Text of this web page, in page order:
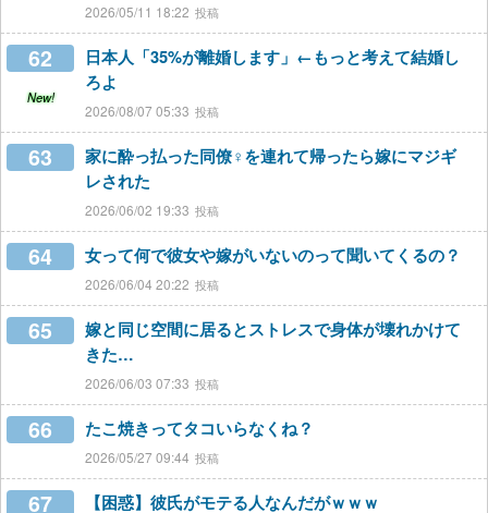
2026/05/11 18:22
62
New!
日本人「35%が離婚します」←もっと考えて結婚し
ろよ
2026/08/07 05:33
63
家に酔っ払った同僚♀を連れて帰ったら嫁にマジギ
レされた
2026/06/02 19:33
64 女って何で彼女や嫁がいないのって聞いてくるの？
2026/06/04 20:22
65
嫁と同じ空間に居るとストレスで身体が壊れかけて
きた…
2026/06/03 07:33
66 たこ焼きってタコいらなくね？
2026/05/27 09:44
67 【困惑】彼氏がモテる人なんだがｗｗｗ